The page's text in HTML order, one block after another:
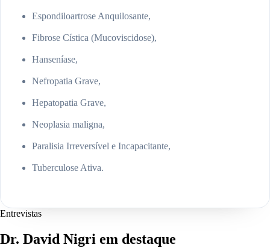
Espondiloartrose Anquilosante,
Fibrose Cística (Mucoviscidose),
Hanseníase,
Nefropatia Grave,
Hepatopatia Grave,
Neoplasia maligna,
Paralisia Irreversível e Incapacitante,
Tuberculose Ativa.
Entrevistas
Dr. David Nigri em destaque